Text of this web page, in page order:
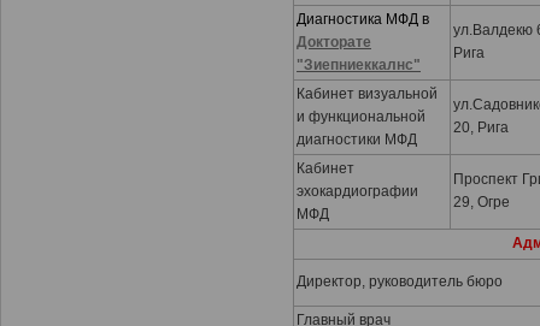
Диагностика МФД в
Докторате
"Зиепниеккалнс"
ул.Валдекю
Рига
Кабинет визуальной
и функциональной
диагностики MФД
20, Рига
Кабинет
эхокардиографии
МФД
Проспект
29, Огре
Директор, руководитель бюро
Главный врач